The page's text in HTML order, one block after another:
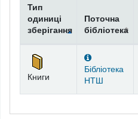
Фонди
Тип
одиниці
зберігання
Поточна
бібліотека
Книги
Бібліотека
НТШ